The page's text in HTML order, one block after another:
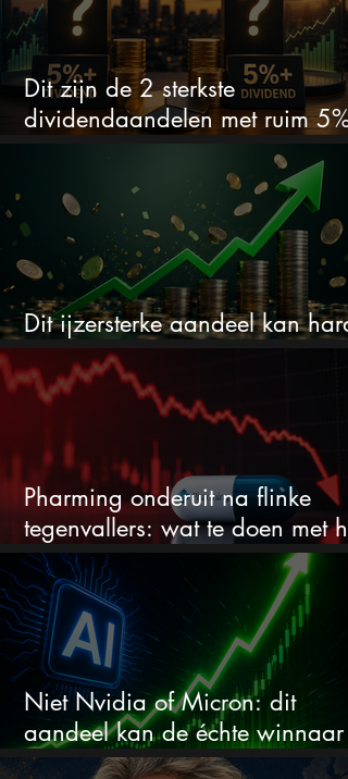
Dit zijn de 2 sterkste
dividendaandelen met ruim 5%
Dit ijzersterke aandeel kan hard
stijgen maar bijna niemand kijkt
Pharming onderuit na flinke
tegenvallers: wat te doen met
aandeel?
Niet Nvidia of Micron: dit
aandeel kan de échte winnaar
van de AI-race worden